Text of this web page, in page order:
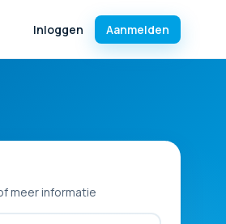
Inloggen Aanmelden
meer informatie